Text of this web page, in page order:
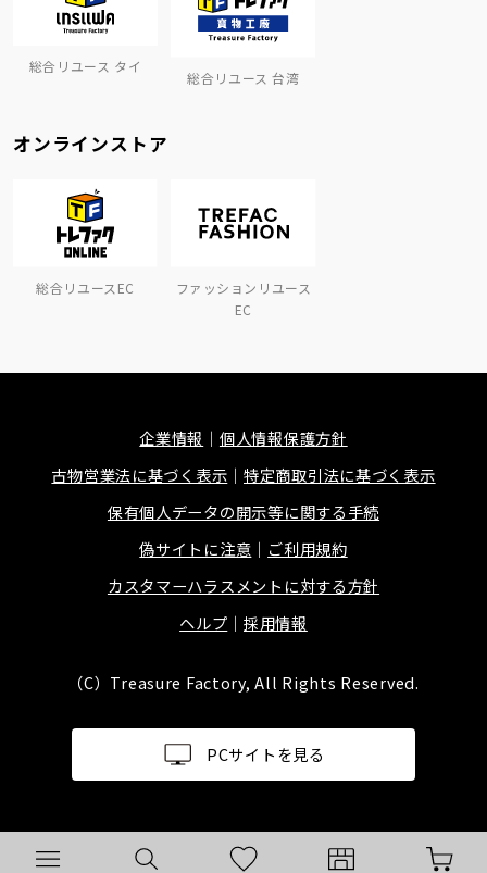
総合リユース タイ
総合リユース 台湾
オンラインストア
総合リユースEC
ファッションリユース
EC
企業情報
個人情報保護方針
古物営業法に基づく表示
特定商取引法に基づく表示
保有個人データの開示等に関する手続
偽サイトに注意
ご利用規約
カスタマーハラスメントに対する方針
ヘルプ
採用情報
（C）Treasure Factory, All Rights Reserved.
PCサイトを見る